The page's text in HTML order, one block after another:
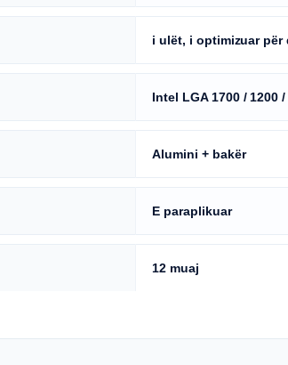
i ulët, i optimizuar për
Intel LGA 1700 / 1200 /
Alumini + bakër
E paraplikuar
12 muaj